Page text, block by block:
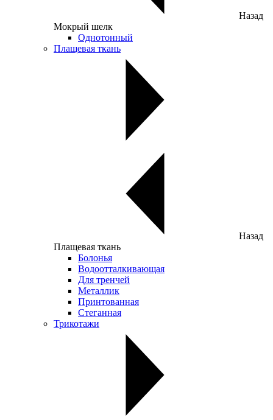
Назад
Мокрый шелк
Однотонный
Плащевая ткань
Назад
Плащевая ткань
Болонья
Водоотталкивающая
Для тренчей
Металлик
Принтованная
Стеганная
Трикотажи